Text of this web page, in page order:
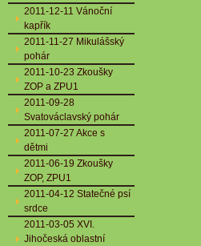
2011-12-11 Vánoční
kapřík
2011-11-27 Mikulášský
pohár
2011-10-23 Zkoušky
ZOP a ZPU1
2011-09-28
Svatováclavský pohár
2011-07-27 Akce s
dětmi
2011-06-19 Zkoušky
ZOP, ZPU1
2011-04-12 Statečné psí
srdce
2011-03-05 XVI.
Jihočeská oblastní